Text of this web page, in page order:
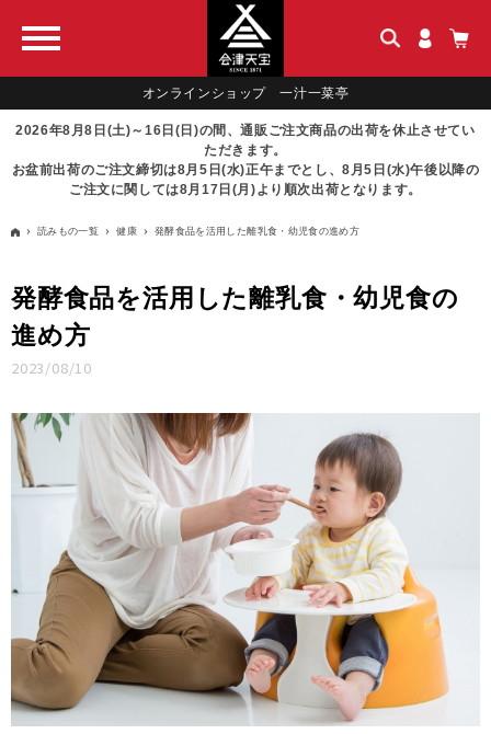
オンラインショップ 一汁一菜亭
2026年8月8日(土)～16日(日)の間、通販ご注文商品の出荷を休止させてい
ただきます。
お盆前出荷のご注文締切は8月5日(水)正午までとし、8月5日(水)午後以降の
ご注文に関しては8月17日(月)より順次出荷となります。
読みもの一覧 健康 発酵食品を活用した離乳食・幼児食の進め方
発酵食品を活用した離乳食・幼児食の
進め方
2023/08/10